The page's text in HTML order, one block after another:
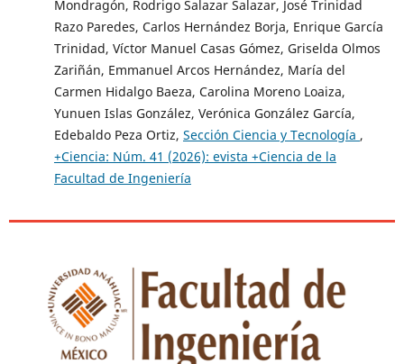
Mondragón, Rodrigo Salazar Salazar, José Trinidad
Razo Paredes, Carlos Hernández Borja, Enrique García
Trinidad, Víctor Manuel Casas Gómez, Griselda Olmos
Zariñán, Emmanuel Arcos Hernández, María del
Carmen Hidalgo Baeza, Carolina Moreno Loaiza,
Yunuen Islas González, Verónica González García,
Edebaldo Peza Ortiz, Sección Ciencia y Tecnología ,
+Ciencia: Núm. 41 (2026): evista +Ciencia de la
Facultad de Ingeniería